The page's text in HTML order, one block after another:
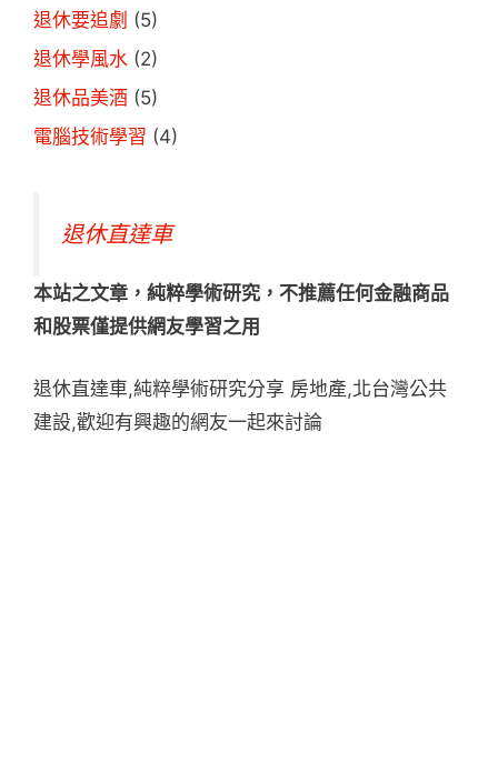
退休要追劇 (5)
退休學風水 (2)
退休品美酒 (5)
電腦技術學習 (4)
退休直達車
本站之文章，純粹學術研究，不推薦任何金融商品
和股票僅提供網友學習之用
退休直達車,純粹學術研究分享 房地產,北台灣公共
建設,歡迎有興趣的網友一起來討論